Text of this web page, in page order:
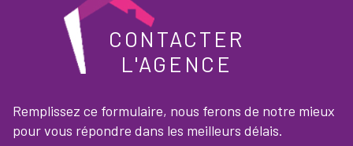
CONTACTER
L'AGENCE
Remplissez ce formulaire, nous ferons de notre mieux
pour vous répondre dans les meilleurs délais.